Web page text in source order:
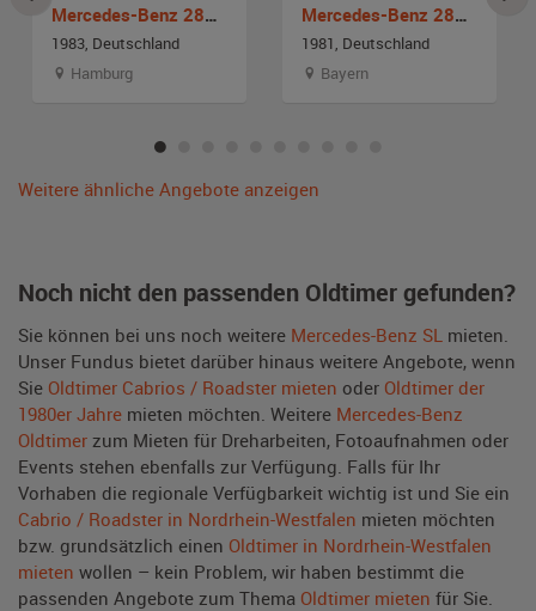
Mercedes-Benz 280 SL
1983, Deutschland
Hamburg
Mercedes-Benz 280 SL
1981, Deutschland
Bayern
Weitere ähnliche Angebote anzeigen
Noch nicht den passenden Oldtimer gefunden?
Sie können bei uns noch weitere Mercedes-Benz SL mieten.
Unser Fundus bietet darüber hinaus weitere Angebote, wenn
Sie Oldtimer Cabrios / Roadster mieten oder Oldtimer der
1980er Jahre mieten möchten. Weitere Mercedes-Benz
Oldtimer zum Mieten für Dreharbeiten, Fotoaufnahmen oder
Events stehen ebenfalls zur Verfügung. Falls für Ihr
Vorhaben die regionale Verfügbarkeit wichtig ist und Sie ein
Cabrio / Roadster in Nordrhein-Westfalen mieten möchten
bzw. grundsätzlich einen Oldtimer in Nordrhein-Westfalen
mieten wollen – kein Problem, wir haben bestimmt die
passenden Angebote zum Thema Oldtimer mieten für Sie.